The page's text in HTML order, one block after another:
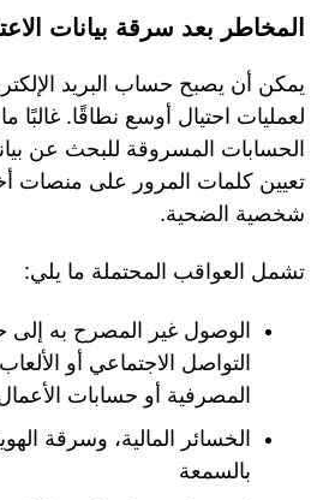
المخاطر بعد سرقة بيانات
يمكن أن يصبح حساب البريد
لعمليات احتيال أوسع نطاقًا. غالبًا
الحسابات المسروقة للبحث عن
تعيين كلمات المرور على منصات
شخصية الضحية.
تشمل العواقب المحتملة ما يلي:
الوصول غير المصرح به
التواصل الاجتماعي أو
المصرفية أو حسابات
الخسائر المالية، وسرقة
بالسمعة